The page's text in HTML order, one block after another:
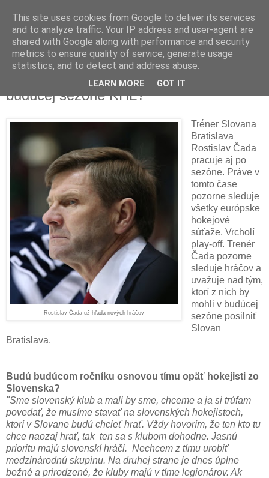
Aké budú ciele Slovana Bratislava v
budúcej sezóne KHL?
Rostislav Čada už hľadá nových hráčov
Tréner Slovana
Bratislava
Rostislav Čada
pracuje aj po
sezóne. Práve v
tomto čase
pozorne sleduje
všetky európske
hokejové
súťaže. Vrcholí
play-off. Trenér
Čada pozorne
sleduje hráčov a
uvažuje nad tým,
ktorí z nich by
mohli v budúcej
sezóne posilniť
Slovan
Bratislava.
Budú budúcom ročníku osnovou tímu opäť hokejisti zo
Slovenska?
"Sme slovenský klub a mali by sme, chceme a ja si trúfam
povedať, že musíme stavať na slovenských hokejistoch,
ktorí v Slovane budú chcieť hrať. Vždy hovorím, že ten kto tu
chce naozaj hrať, tak ten sa s klubom dohodne. Jasnú
prioritu majú slovenskí hráči. Nechcem z tímu urobiť
medzinárodnú skupinu. Na druhej strane je dnes úplne
bežné a prirodzené, že kluby majú v tíme legionárov. Ak
This site uses cookies from Google to deliver its services
and to analyze traffic. Your IP address and user-agent are
shared with Google along with performance and security
metrics to ensure quality of service, generate usage
statistics, and to detect and address abuse.
LEARN MORE GOT IT